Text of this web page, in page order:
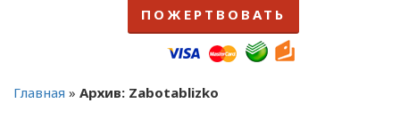
ПОЖЕРТВОВАТЬ
Главная » Архив: Zabotablizko